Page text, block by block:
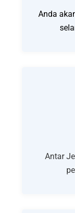
Anda
Antar